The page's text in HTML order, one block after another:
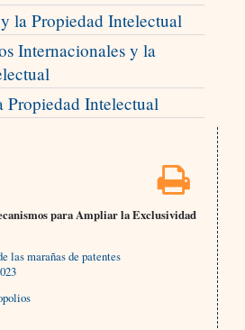
la Propiedad Intelectual
Internacionales y la
Propiedad Intelectual
para Ampliar la Exclusividad
las marañas de patentes